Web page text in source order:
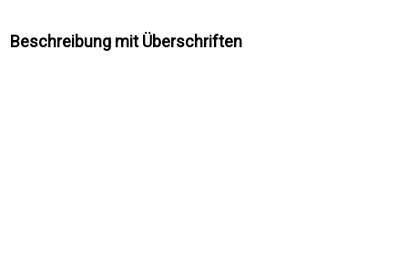
Beschreibung mit Überschriften